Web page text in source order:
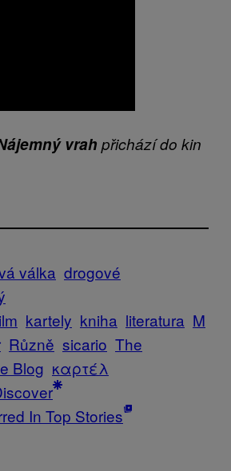
vrah přichází do kin
válka drogové
kartely kniha literatura M
Různě sicario The
Blog καρτέλ
In Top Stories